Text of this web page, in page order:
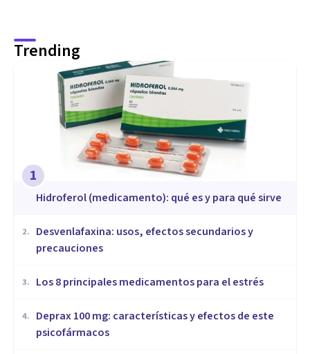
Trending
1
Hidroferol (medicamento): qué es y para qué sirve
2.
Desvenlafaxina: usos, efectos secundarios y
precauciones
3. Los 8 principales medicamentos para el estrés
4.
Deprax 100 mg: características y efectos de este
psicofármacos